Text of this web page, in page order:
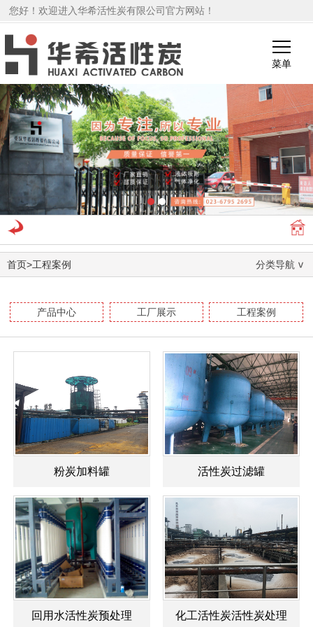
您好！欢迎进入华希活性炭有限公司官方网站！
菜单
1 2
首页>工程案例 分类导航
产品中心 工厂展示 工程案例
粉炭加料罐 活性炭过滤罐
回用水活性炭预处理 化工活性炭活性炭处理